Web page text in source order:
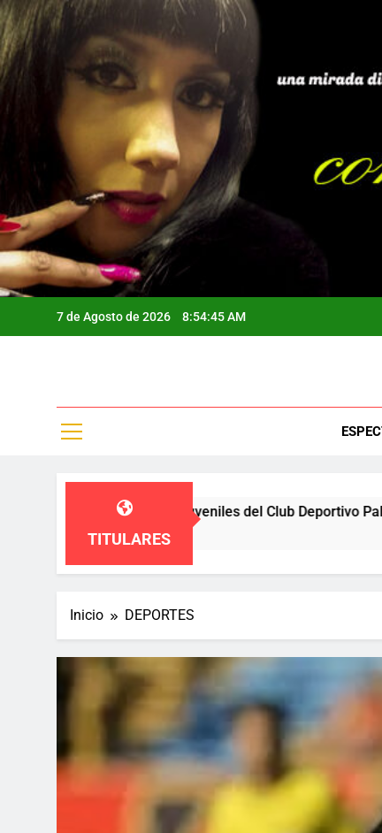
Saltar
al
contenido
7 de Agosto de 2026 8:54:47 AM
TITULARES
juveniles del Club Deportivo Palestino,un equipo de
Inicio DEPORTES